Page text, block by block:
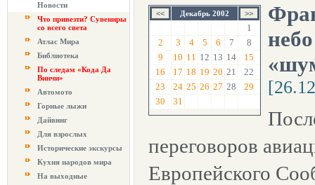
Новости
Что привезти? Сувениры
со всего света
Атлас Мира
Библиотека
По следам «Кода Да
Винчи»
Автомото
Горные лыжи
Дайвинг
Для взрослых
Исторические экскурсы
Кухня народов мира
На выходные
Декабрь 2002
1
2
3 4 5 6 7
8
9
10 11 12 13 14
15
16
17 18 19 20 21
22
23
24 25 26 27 28
29
30
31
переговоров
Европейского